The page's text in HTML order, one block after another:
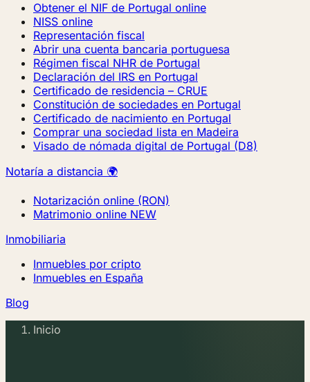
Obtener el NIF de Portugal online
NISS online
Representación fiscal
Abrir una cuenta bancaria portuguesa
Régimen fiscal NHR de Portugal
Declaración del IRS en Portugal
Certificado de residencia – CRUE
Constitución de sociedades en Portugal
Certificado de nacimiento en Portugal
Comprar una sociedad lista en Madeira
Visado de nómada digital de Portugal (D8)
Notaría a distancia 🌍
Notarización online (RON)
Matrimonio online NEW
Inmobiliaria
Inmuebles por cripto
Inmuebles en España
Blog
Inicio